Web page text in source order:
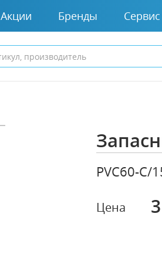
Акции Бренды Сервис
PVC60-C/
Цена